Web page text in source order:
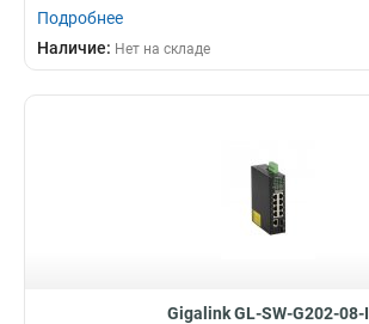
Подробнее
Наличие: Нет на складе
Gigalink GL-SW-G202-08-I